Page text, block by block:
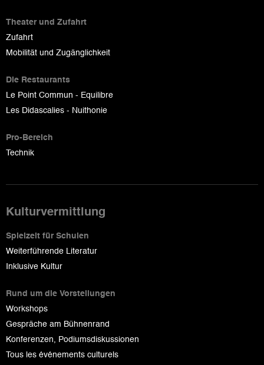
Theater und Zufahrt
Zufahrt
Mobilität und Zugänglichkeit
Die Restaurants
Le Point Commun - Equilibre
Les Didascalies - Nuithonie
Pro-Bereich
Technik
Kulturvermittlung
Spielzeit für Schulen
Weiterführende Literatur
Inklusive Kultur
Rund um die Vorstellungen
Workshops
Gespräche am Bühnenrand
Konferenzen, Podiumsdiskussionen
Tous les événements culturels